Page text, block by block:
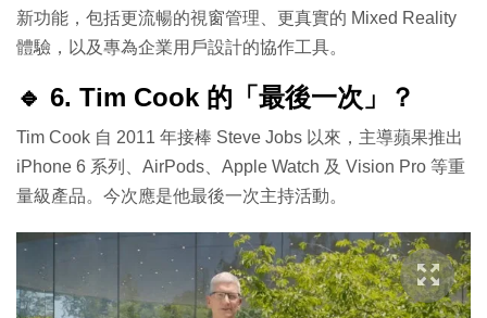
新功能，包括更流暢的視窗管理、更真實的 Mixed Reality
體驗，以及專為企業用戶設計的協作工具。
🔹 6. Tim Cook 的「最後一次」？
Tim Cook 自 2011 年接棒 Steve Jobs 以來，主導蘋果推出
iPhone 6 系列、AirPods、Apple Watch 及 Vision Pro 等重
量級產品。今次應是他最後一次主持活動。